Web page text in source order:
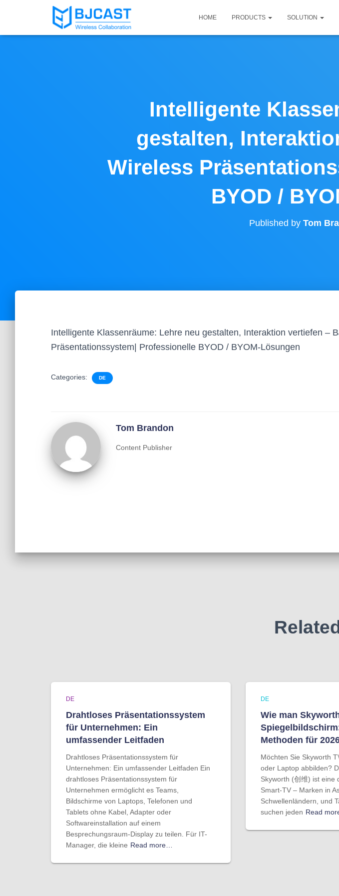
HOME PRODUCTS SOLUTION
Intelligente
gestalten,
Wireless
BYOD /
Published by Tom
Intelligente Klassenräume: Lehre neu gestalten, Interaktion vertiefen –
Präsentationssystem| Professionelle BYOD / BYOM-Lösungen
Categories: DE
Tom Brandon
Content Publisher
DE
Drahtloses Präsentationssystem
für Unternehmen: Ein
umfassender Leitfaden
Drahtloses Präsentationssystem für
Unternehmen: Ein umfassender Leitfaden Ein
drahtloses Präsentationssystem für
Unternehmen ermöglicht es Teams,
Bildschirme von Laptops, Telefonen und
Tablets ohne Kabel, Adapter oder
Softwareinstallation auf einem
Besprechungsraum-Display zu teilen. Für IT-
Manager, die kleine Read more…
DE
Wie man
Methoden für
Möchten Sie Skyworth
oder Laptop abbilden?
Skyworth (创维) ist eine
Smart-TV – Marken in
Schwellenländern, und
suchen jeden Read